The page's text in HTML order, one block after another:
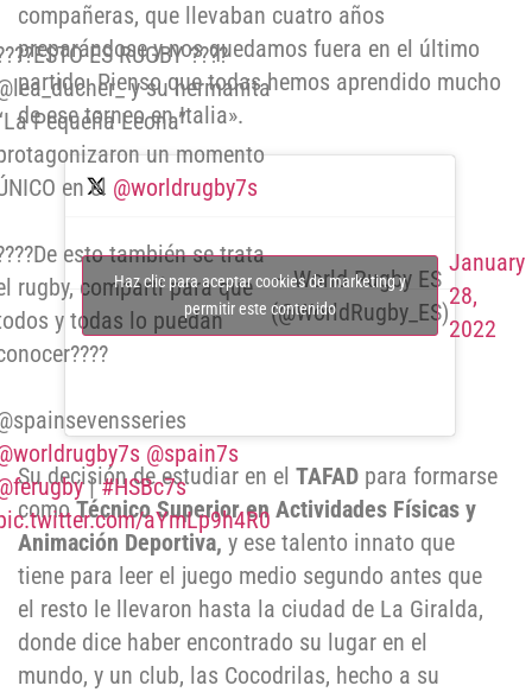
compañeras, que llevaban cuatro años
preparándose y nos quedamos fuera en el último
partido. Pienso que todas hemos aprendido mucho
de ese torneo en Italia».
ES RUGBY ????
y su hermanita
Pequeña Leona”
un momento
en el @worldrugby7s
esto también se trata
rugby, compartí para que
y todas lo puedan
@spain7s
|#HSBc7s
aYmLp9h4R0
— World Rugby ES
(@WorldRugby_ES)
January
28,
2022
Haz clic para aceptar cookies de marketing y
permitir este contenido
Su decisión de estudiar en el TAFAD para formarse
comoTécnico Superior en Actividades Físicas y
Animación Deportiva, y ese talento innato que
tiene para leer el juego medio segundo antes que
el resto le llevaron hasta la ciudad de La Giralda,
donde dice haber encontrado su lugar en el
mundo, y un club, las Cocodrilas, hecho a su